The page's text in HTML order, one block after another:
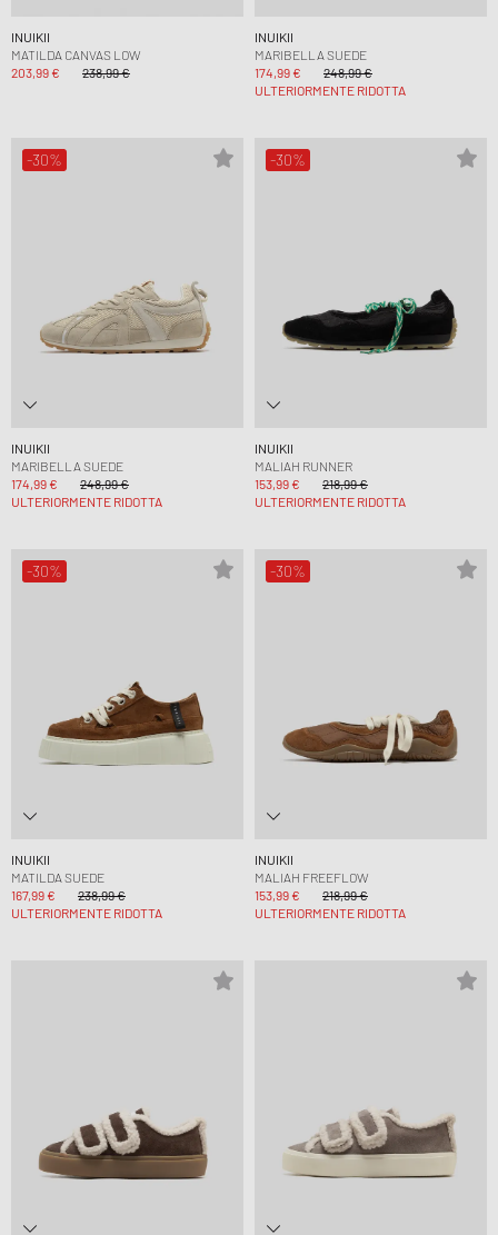
INUIKII
MATILDA CANVAS LOW
203,99 €
238,99 €
INUIKII
MARIBELLA SUEDE
174,99 €
248,99 €
ULTERIORMENTE RIDOTTA
-30%
INUIKII
MARIBELLA SUEDE
174,99 €
248,99 €
ULTERIORMENTE RIDOTTA
-30%
INUIKII
MALIAH RUNNER
153,99 €
218,99 €
ULTERIORMENTE RIDOTTA
-30%
INUIKII
MATILDA SUEDE
167,99 €
238,99 €
ULTERIORMENTE RIDOTTA
-30%
INUIKII
MALIAH FREEFLOW
153,99 €
218,99 €
ULTERIORMENTE RIDOTTA